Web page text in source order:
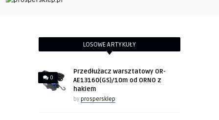
LOSOWE ARTYKUŁY
0
Przedłużacz warsztatowy OR-
AE13160(GS)/10m od ORNO z
hakiem
by prospersklep